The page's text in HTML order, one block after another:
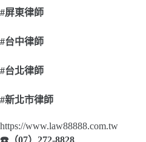
#屏東律師
#台中律師
#台北律師
#新北市律師
https://www.law88888.com.tw